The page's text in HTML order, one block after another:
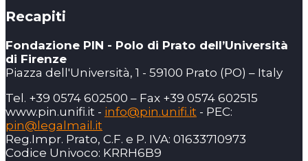
Recapiti
Fondazione PIN - Polo di Prato dell’Università
di Firenze
Piazza dell'Università, 1 - 59100 Prato (PO) – Italy
Tel. +39 0574 602500 – Fax +39 0574 602515
www.pin.unifi.it - info@pin.unifi.it - PEC:
pin@legalmail.it
Reg.Impr. Prato, C.F. e P. IVA: 01633710973
Codice Univoco: KRRH6B9